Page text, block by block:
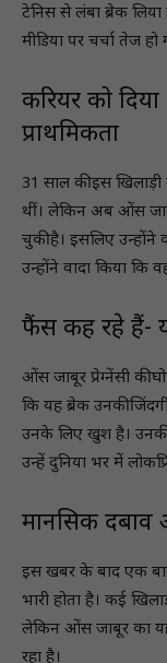
टेनिस से लंबा ब्रेक
मीडिया पर चर्चा तेज हो
करियर को
प्राथमिकता
31 साल की इस
थीं। लेकिन अब ओंस
चुकी है। इसलिए उन्होंने
उन्होंने वादा किया कि
फैंस कह रहे हैं-
ओंस जाबूर प्रेग्नेंसी की
कि यह ब्रेक उनकी
उनके लिए खुश है। उनकी
उन्हें दुनिया भर में
मानसिक
इस खबर के बाद एक
भारी होता है। कई
लेकिन ओंस जाबूर का यह
रहा है।